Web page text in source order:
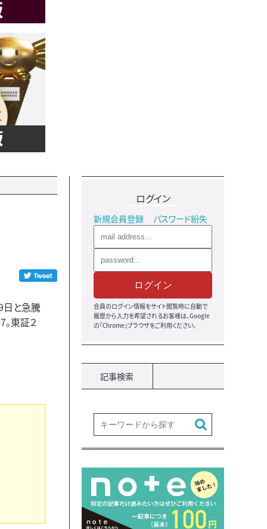
日と急騰
東証２
ログイン
新規会員登録 パスワード紛失
ログイン
会員のログイン情報をサイト閲覧時に自動で
履歴から入力を希望されるお客様は、Google
の『Chrome』ブラウザをご利用ください。
記事検索